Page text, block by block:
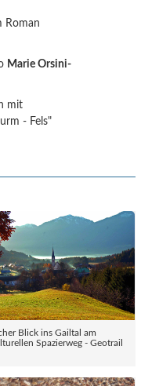
Roman
Marie Orsini-
mit
- Fels"
Blick ins Gailtal am
Spazierweg - Geotrail